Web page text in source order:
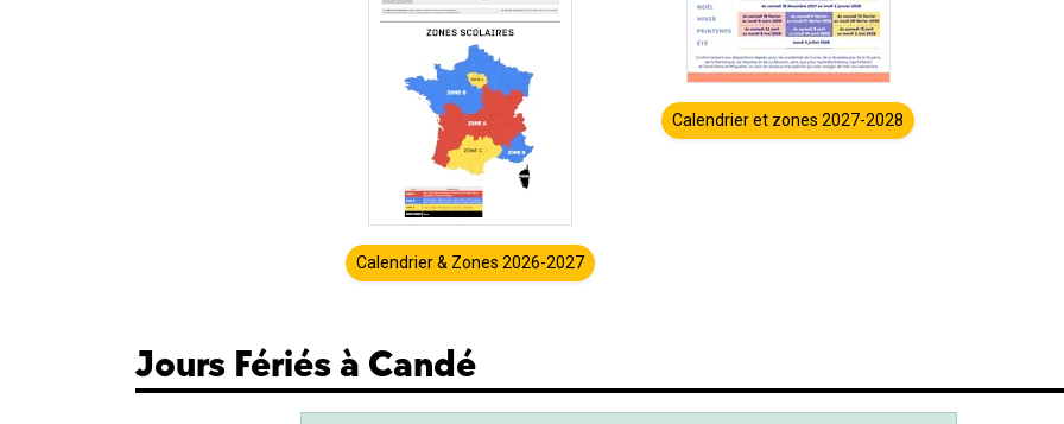
Calendrier & Zones 2026-2027
Calendrier et zones 2027-2028
Jours Fériés à Candé